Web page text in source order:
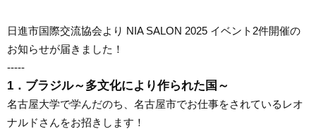
日進市国際交流協会より NIA SALON 2025 イベント2件開催の
お知らせが届きました！
-----
1．ブラジル～多文化により作られた国～
名古屋大学で学んだのち、名古屋市でお仕事をされているレオ
ナルドさんをお招きします！